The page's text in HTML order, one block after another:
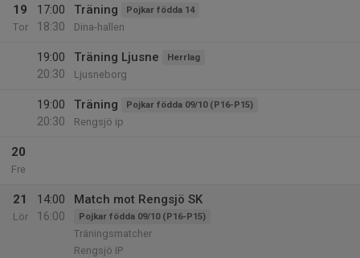
19
Tor
17:00
18:30
Träning Pojkar födda 14
Dina-hallen
19:00
20:30
Träning Ljusne Herrlag
Ljusneborg
19:00
20:30
Träning Pojkar födda 09/10 (P16-P15)
Rengsjö ip
20
Fre
21
Lör
14:00
16:00
Match mot Rengsjö SK
Pojkar födda 09/10 (P16-P15)
Träningsmatcher
Rengsjö IP